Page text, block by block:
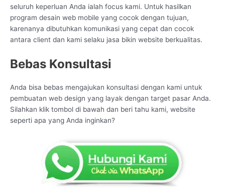
seluruh keperluan Anda ialah focus kami. Untuk hasilkan
program desain web mobile yang cocok dengan tujuan,
karenanya dibutuhkan komunikasi yang cepat dan cocok
antara client dan kami selaku jasa bikin website berkualitas.
Bebas Konsultasi
Anda bisa bebas mengajukan konsultasi dengan kami untuk
pembuatan web design yang layak dengan target pasar Anda.
Silahkan klik tombol di bawah dan beri tahu kami, website
seperti apa yang Anda inginkan?